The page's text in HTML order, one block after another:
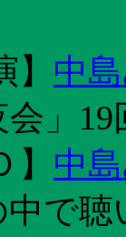
】 中
」
】 中
中で